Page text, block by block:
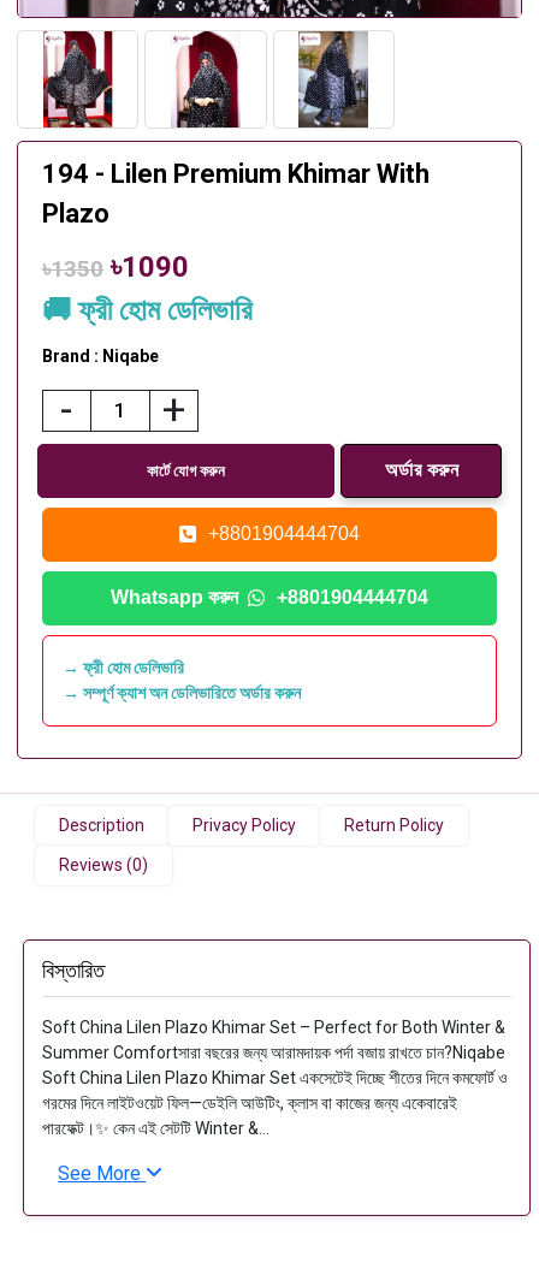
194 - Lilen Premium Khimar With
Plazo
৳1350 ৳1090
🚚 ফ্রী হোম ডেলিভারি
Brand : Niqabe
- +
কার্টে যোগ করুন
+8801904444704
Whatsapp করুন +8801904444704
→ ফ্রী হোম ডেলিভারি
→ সম্পূর্ণ ক্যাশ অন ডেলিভারিতে অর্ডার করুন
Description Privacy Policy Return Policy
Reviews (0)
বিস্তারিত
Soft China Lilen Plazo Khimar Set – Perfect for Both Winter &
Summer Comfortসারা বছরের জন্য আরামদায়ক পর্দা বজায় রাখতে চান?Niqabe
Soft China Lilen Plazo Khimar Set একসেটেই দিচ্ছে শীতের দিনে কমফোর্ট ও
গরমের দিনে লাইটওয়েট ফিল—ডেইলি আউটিং, ক্লাস বা কাজের জন্য একেবারেই
পারফেক্ট।✨ কেন এই সেটটি Winter &...
See More